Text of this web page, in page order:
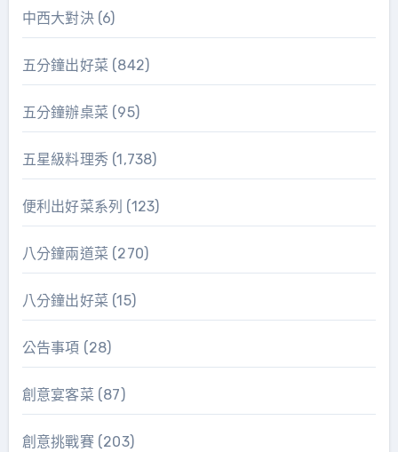
中西大對決(6)
五分鐘出好菜 (842)
五分鐘辦桌菜 (95)
五星級料理秀(1,738)
便利出好菜系列 (123)
八分鐘兩道菜 (270)
八分鐘出好菜 (15)
公告事項 (28)
創意宴客菜 (87)
創意挑戰賽(203)